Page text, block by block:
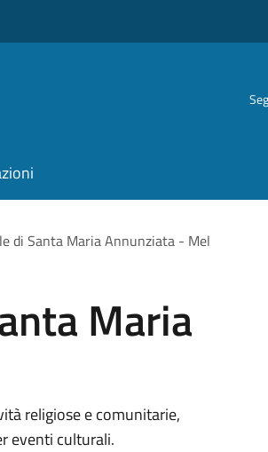
di Santa Maria Annunziata - Mel
Maria
religiose e comunitarie,
eventi culturali.